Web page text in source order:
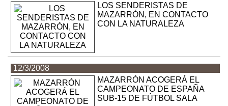
LOS SENDERISTAS DE
MAZARRÓN, EN CONTACTO
CON LA NATURALEZA
12/3/2008
MAZARRÓN ACOGERÁ EL
CAMPEONATO DE ESPAÑA
SUB-15 DE FÚTBOL SALA